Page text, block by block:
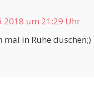
2018 um 21:29 Uhr
mal in Ruhe duschen;)